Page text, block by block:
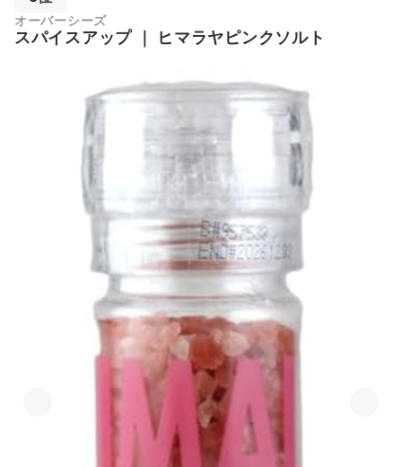
オーバーシーズ
スパイスアップ｜ ヒマラヤピンクソルト